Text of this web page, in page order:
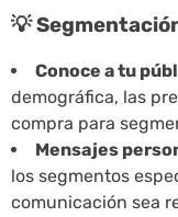
💡
Conoce a tu
demográfica, las
compra para
Mensajes
los segmentos
comunicación sea